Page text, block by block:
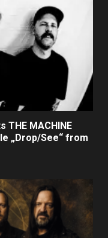
THE MACHINE
„Drop/See“ from